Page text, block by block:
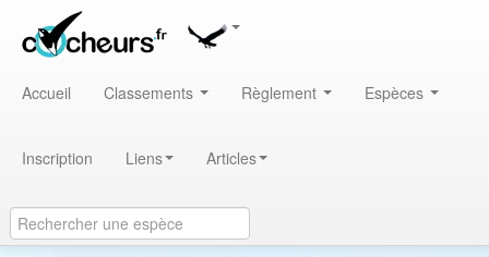
Accueil Classements Règlement Espèces
Inscription Liens Articles